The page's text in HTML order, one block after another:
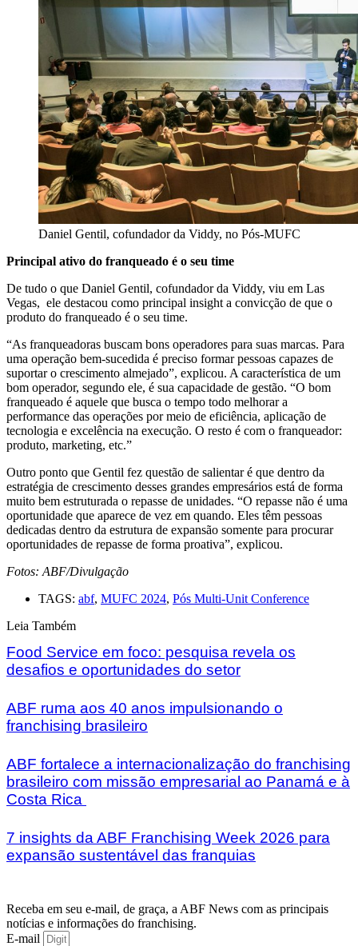
Daniel Gentil, cofundador da Viddy, no Pós-MUFC
Principal ativo do franqueado é o seu time
De tudo o que Daniel Gentil, cofundador da Viddy, viu em Las
Vegas, ele destacou como principal insight a convicção de que o
produto do franqueado é o seu time.
“As franqueadoras buscam bons operadores para suas marcas. Para
uma operação bem-sucedida é preciso formar pessoas capazes de
suportar o crescimento almejado”, explicou. A característica de um
bom operador, segundo ele, é sua capacidade de gestão. “O bom
franqueado é aquele que busca o tempo todo melhorar a
performance das operações por meio de eficiência, aplicação de
tecnologia e excelência na execução. O resto é com o franqueador:
produto, marketing, etc.”
Outro ponto que Gentil fez questão de salientar é que dentro da
estratégia de crescimento desses grandes empresários está de forma
muito bem estruturada o repasse de unidades. “O repasse não é uma
oportunidade que aparece de vez em quando. Eles têm pessoas
dedicadas dentro da estrutura de expansão somente para procurar
oportunidades de repasse de forma proativa”, explicou.
Fotos: ABF/Divulgação
TAGS: abf, MUFC 2024, Pós Multi-Unit Conference
Leia Também
Food Service em foco: pesquisa revela os
desafios e oportunidades do setor
ABF ruma aos 40 anos impulsionando o
franchising brasileiro
ABF fortalece a internacionalização do franchising
brasileiro com missão empresarial ao Panamá e à
Costa Rica
7 insights da ABF Franchising Week 2026 para
expansão sustentável das franquias
Receba em seu e-mail, de graça, a ABF News com as principais
notícias e informações do franchising.
E-mail